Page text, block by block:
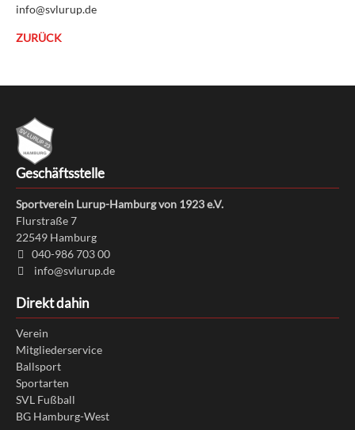
info@svlurup.de
ZURÜCK
Geschäftsstelle
Sportverein Lurup-Hamburg von 1923 e.V.
Flurstraße 7
22549 Hamburg
040-986 703 00
info@svlurup.de
Direkt dahin
Verein
Mitgliederservice
Ballsport
Sportarten
SVL Fußball
BG Hamburg-West